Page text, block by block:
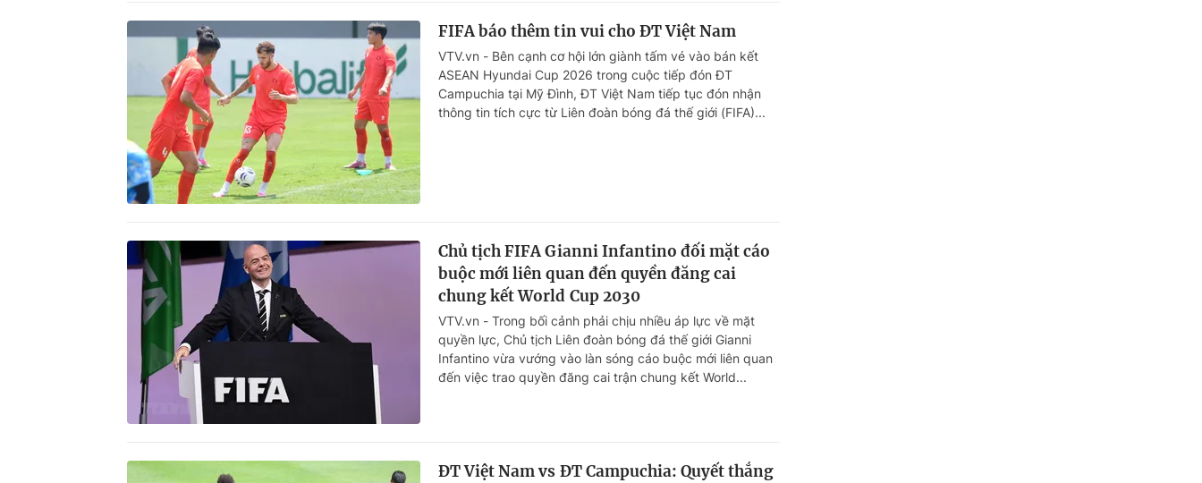
FIFA báo thêm tin vui cho ĐT Việt Nam
VTV.vn - Bên cạnh cơ hội lớn giành tấm vé vào bán kết
ASEAN Hyundai Cup 2026 trong cuộc tiếp đón ĐT
Campuchia tại Mỹ Đình, ĐT Việt Nam tiếp tục đón nhận
thông tin tích cực từ Liên đoàn bóng đá thế giới (FIFA)...
Chủ tịch FIFA Gianni Infantino đối mặt cáo
buộc mới liên quan đến quyền đăng cai
chung kết World Cup 2030
VTV.vn - Trong bối cảnh phải chịu nhiều áp lực về mặt
quyền lực, Chủ tịch Liên đoàn bóng đá thế giới Gianni
Infantino vừa vướng vào làn sóng cáo buộc mới liên quan
đến việc trao quyền đăng cai trận chung kết World...
ĐT Việt Nam vs ĐT Campuchia: Quyết thắng